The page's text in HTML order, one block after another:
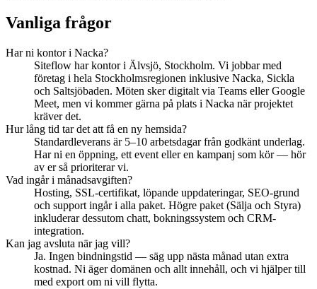
Vanliga frågor
Har ni kontor i Nacka?
Siteflow har kontor i Älvsjö, Stockholm. Vi jobbar med
företag i hela Stockholmsregionen inklusive Nacka, Sickla
och Saltsjöbaden. Möten sker digitalt via Teams eller Google
Meet, men vi kommer gärna på plats i Nacka när projektet
kräver det.
Hur lång tid tar det att få en ny hemsida?
Standardleverans är 5–10 arbetsdagar från godkänt underlag.
Har ni en öppning, ett event eller en kampanj som kör — hör
av er så prioriterar vi.
Vad ingår i månadsavgiften?
Hosting, SSL-certifikat, löpande uppdateringar, SEO-grund
och support ingår i alla paket. Högre paket (Sälja och Styra)
inkluderar dessutom chatt, bokningssystem och CRM-
integration.
Kan jag avsluta när jag vill?
Ja. Ingen bindningstid — säg upp nästa månad utan extra
kostnad. Ni äger domänen och allt innehåll, och vi hjälper till
med export om ni vill flytta.